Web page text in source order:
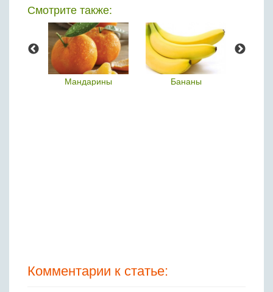
Смотрите также:
Мандарины Бананы
Комментарии к статье: